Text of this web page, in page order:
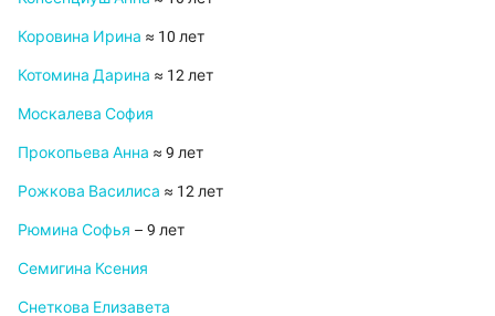
Коровина Ирина ≈ 10 лет
Котомина Дарина ≈ 12 лет
Москалева София
Прокопьева Анна ≈ 9 лет
Рожкова Василиса ≈ 12 лет
Рюмина Софья – 9 лет
Семигина Ксения
Снеткова Елизавета